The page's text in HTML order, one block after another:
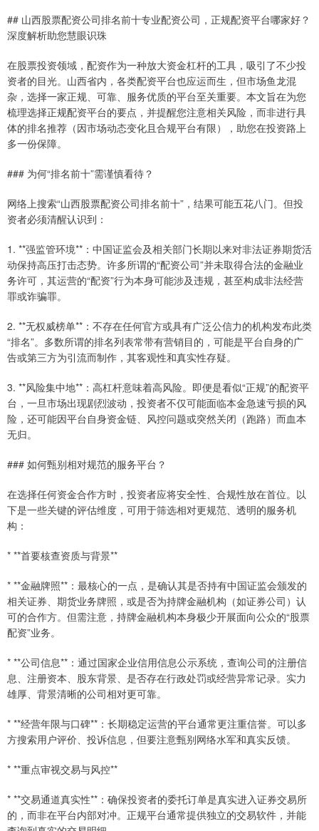
## 山西股票配资公司排名前十专业配资公司，正规配资平台哪家好？
深度解析助您慧眼识珠
在股票投资领域，配资作为一种放大资金杠杆的工具，吸引了不少投
资者的目光。山西省内，各类配资平台也应运而生，但市场鱼龙混
杂，选择一家正规、可靠、服务优质的平台至关重要。本文旨在为您
梳理选择正规配资平台的要点，并提醒您注意相关风险，而非进行具
体的排名推荐（因市场动态变化且合规平台有限），助您在投资路上
多一份保障。
### 为何“排名前十”需谨慎看待？
网络上搜索“山西股票配资公司排名前十”，结果可能五花八门。但投
资者必须清醒认识到：
1. **强监管环境**：中国证监会及相关部门长期以来对非法证券期货活
动保持高压打击态势。许多所谓的“配资公司”并未取得合法的金融业
务许可，其运营的“配资”行为本身可能涉及违规，甚至构成非法经营
罪或诈骗罪。
2. **无权威榜单**：不存在任何官方或具有广泛公信力的机构发布此类
“排名”。多数所谓的排名列表常带有营销目的，可能是平台自身的广
告或第三方为引流而制作，其客观性和真实性存疑。
3. **风险集中地**：高杠杆意味着高风险。即便是看似“正规”的配资平
台，一旦市场出现剧烈波动，投资者不仅可能面临本金急速亏损的风
险，还可能因平台自身资金链、风控问题或突然关闭（跑路）而血本
无归。
### 如何甄别相对规范的服务平台？
在选择任何资金合作方时，投资者应将安全性、合规性放在首位。以
下是一些关键的评估维度，可用于筛选相对更规范、透明的服务机
构：
* **首要核查资质与背景**
* **金融牌照**：最核心的一点，是确认其是否持有中国证监会颁发的
相关证券、期货业务牌照，或是否为持牌金融机构（如证券公司）认
可的合作方。但需注意，持牌金融机构本身极少开展面向公众的“股票
配资”业务。
* **公司信息**：通过国家企业信用信息公示系统，查询公司的注册信
息、注册资本、股东背景、是否存在行政处罚或经营异常记录。实力
雄厚、背景清晰的公司相对更可靠。
* **经营年限与口碑**：长期稳定运营的平台通常更注重信誉。可以多
方搜索用户评价、投诉信息，但要注意甄别网络水军和真实反馈。
* **重点审视交易与风控**
* **交易通道真实性**：确保投资者的委托订单是真实进入证券交易所
的，而非在平台内部对冲。正规平台通常提供独立的交易软件，并能